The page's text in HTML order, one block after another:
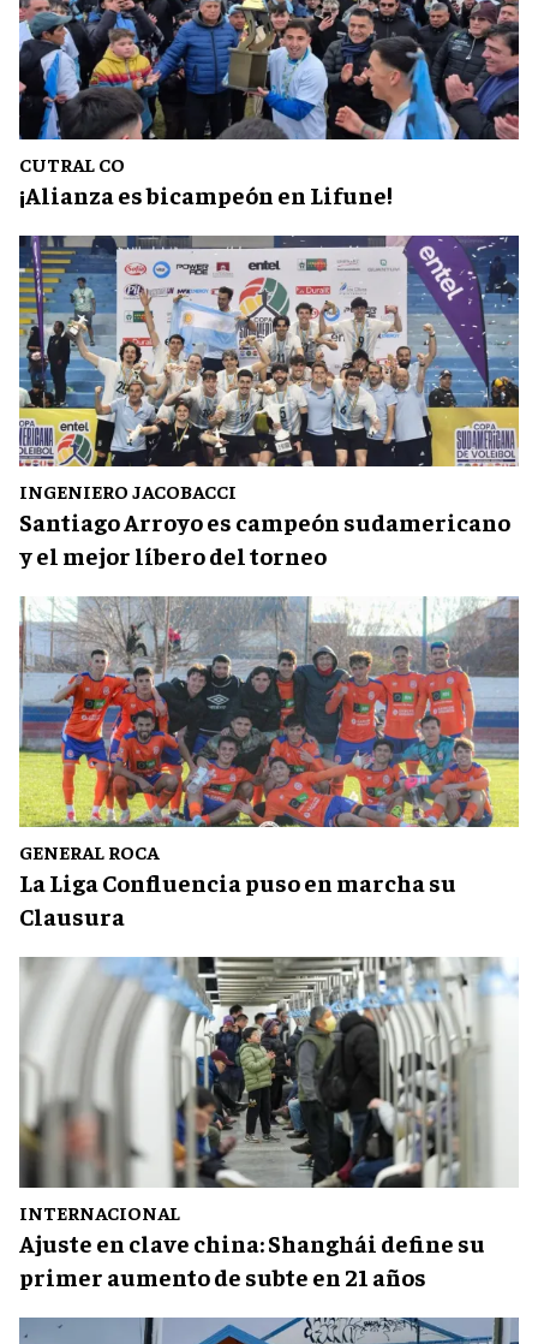
CUTRAL CO
¡Alianza es bicampeón en Lifune!
INGENIERO JACOBACCI
Santiago Arroyo es campeón sudamericano
y el mejor líbero del torneo
GENERAL ROCA
La Liga Confluencia puso en marcha su
Clausura
INTERNACIONAL
Ajuste en clave china: Shanghái define su
primer aumento de subte en 21 años